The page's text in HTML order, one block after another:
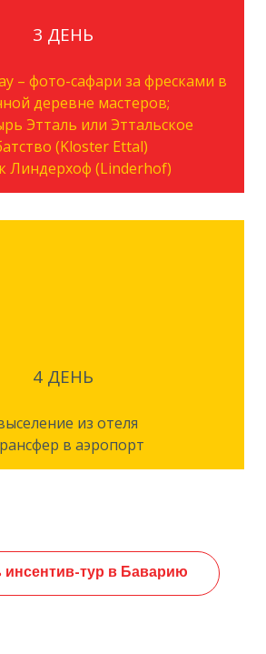
3 ДЕНЬ
– фото-сафари за фресками в
деревне мастеров;
Этталь или Эттальское
(Kloster Ettal)
Линдерхоф (Linderhof)
4 ДЕНЬ
из отеля
в аэропорт
инсентив-тур в Баварию